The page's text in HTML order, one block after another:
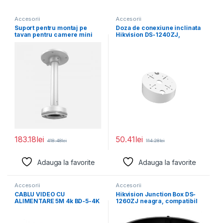
Accesorii
Suport pentru montaj pe
tavan pentru camere mini
183.18lei 418.48lei
Adauga la favorite
Accesorii
Doza de conexiune inclinata
Hikvision DS-1240ZJ,
50.41lei 114.28lei
Adauga la favorite
Accesorii
CABLU VIDEO CU
ALIMENTARE 5M 4k BD-5-4K
Accesorii
Hikvision Junction Box DS-
1260ZJ neagra, compatibil